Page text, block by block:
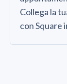
Collega la
con Square